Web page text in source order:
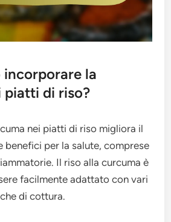
incorporare la
piatti di riso?
nei piatti di riso migliora il
benefici per la salute, comprese
Il riso alla curcuma è
facilmente adattato con vari
di cottura.